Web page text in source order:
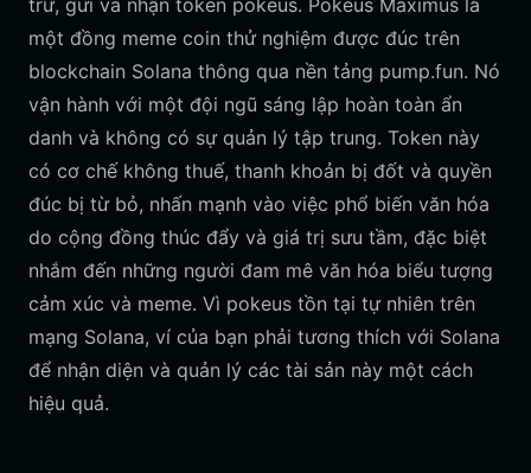
trữ, gửi và nhận token pokeus. Pokeus Maximus là
một đồng meme coin thử nghiệm được đúc trên
blockchain Solana thông qua nền tảng pump.fun. Nó
vận hành với một đội ngũ sáng lập hoàn toàn ẩn
danh và không có sự quản lý tập trung. Token này
có cơ chế không thuế, thanh khoản bị đốt và quyền
đúc bị từ bỏ, nhấn mạnh vào việc phổ biến văn hóa
do cộng đồng thúc đẩy và giá trị sưu tầm, đặc biệt
nhắm đến những người đam mê văn hóa biểu tượng
cảm xúc và meme. Vì pokeus tồn tại tự nhiên trên
mạng Solana, ví của bạn phải tương thích với Solana
để nhận diện và quản lý các tài sản này một cách
hiệu quả.